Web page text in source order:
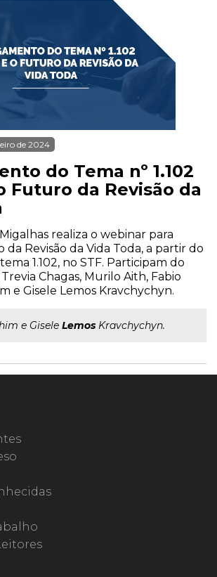
de 2024
do Tema nº 1.102
Futuro da Revisão da
Migalhas realiza o webinar para
Revisão da Vida Toda, a partir do
1.102, no STF. Participam do
Chagas, Murilo Aith, Fabio
e Gisele Lemos Kravchychyn.
e Gisele Lemos Kravchychyn.